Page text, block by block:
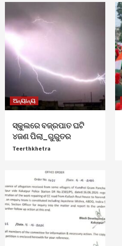
ଅନ୍ୟାନ୍ୟ
ସ୍କୁଲରେ ବଜ୍ରପାତ ଘଟି
୪ଜଣ ପିଲା_ଗୁରୁତର
Teerthkhetra